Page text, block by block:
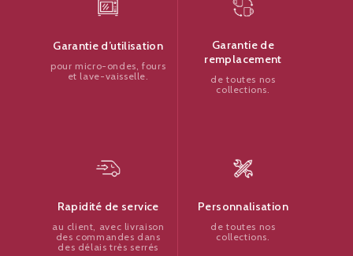
Garantie d’utilisation
pour micro-ondes, fours
et lave-vaisselle.
Garantie de
remplacement
de toutes nos
collections.
Rapidité de service
au client, avec livraison
des commandes dans
des délais très serrés
Personnalisation
de toutes nos
collections.